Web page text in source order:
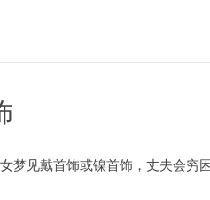
梦见戴首饰或镍首饰，丈夫会穷